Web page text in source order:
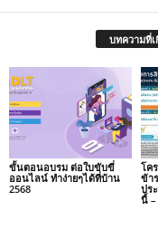
บทความที่
ขั้นตอนอบรม ต่อใบขับขี่
ออนไลน์ ทำง่ายๆได้ที่บ้าน
2568
โค
ข้า
ปร
นี้ –